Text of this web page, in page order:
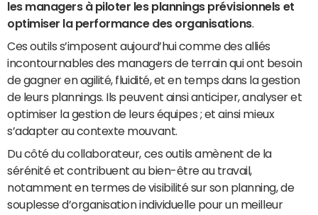
les managers à piloter les plannings prévisionnels et
optimiser la performance des organisations.
Ces outils s’imposent aujourd’hui comme des alliés
incontournables des managers de terrain qui ont besoin
de gagner en agilité, fluidité, et en temps dans la gestion
de leurs plannings. Ils peuvent ainsi anticiper, analyser et
optimiser la gestion de leurs équipes ; et ainsi mieux
s’adapter au contexte mouvant.
Du côté du collaborateur, ces outils amènent de la
sérénité et contribuent au bien-être au travail,
notamment en termes de visibilité sur son planning, de
souplesse d’organisation individuelle pour un meilleur